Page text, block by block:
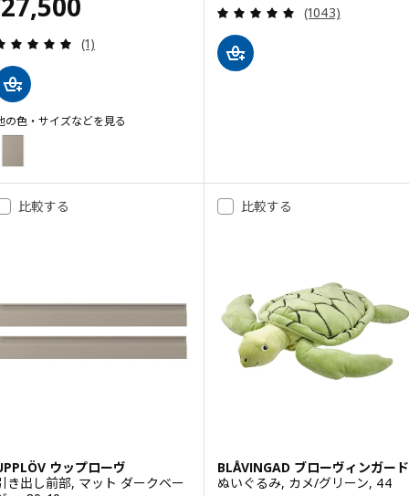
レビュー: 5 から 5 星です。 総レビュー数:
(1)
の色・サイズなどを見る
ウップローヴ
プション: UPPLÖV ウップローヴ, 扉 コーナーベースキャビネット
レビュー: 4.9
(1043)
比較する
ウップローヴ
き出し前部, マット ダークベー
比較する
BLÅVINGAD ブローヴィンガード
ぬいぐるみ, カメ/グリーン, 44